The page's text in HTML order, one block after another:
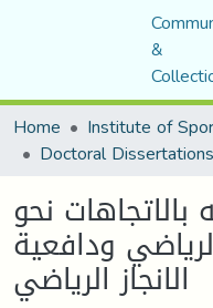
&
Home
Doctoral Dissertations
بالاتجاهات نحو
ودافعية
الانجاز الرياضي